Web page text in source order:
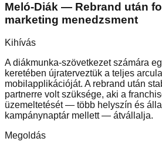
Meló-Diák — Rebrand után
marketing menedzsment
Kihívás
A diákmunka-szövetkezet számára
keretében újraterveztük a teljes
mobilapplikációját. A rebrand után
partnerre volt szüksége, aki a
üzemeltetését — több helyszín és
kampánynaptár mellett — átvállalja.
Megoldás